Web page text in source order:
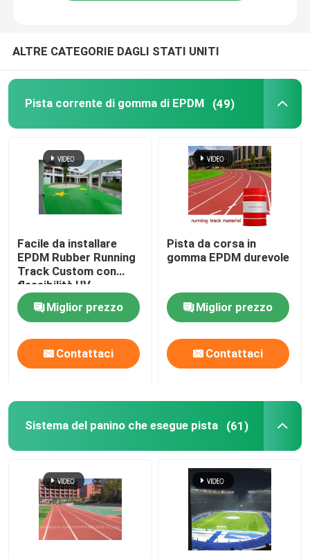
ALTRE CATEGORIE DAGLI STATI UNITI
Pista corrente di gomma di EPDM (49)
Facile da installare
EPDM Rubber Running
Track Custom con
flessibilità UV
Miglior prezzo
Contattaci
Pista da corsa in
gomma EPDM durevole
Miglior prezzo
Contattaci
Sistema del panino che esegue pista (61)